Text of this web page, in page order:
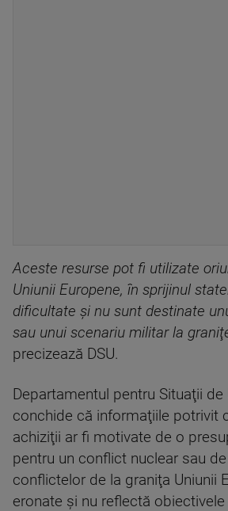
Aceste resurse pot fi utilizate
Uniunii Europene, în sprijinul
dificultate şi nu sunt destinate
sau unui scenariu militar la
precizează DSU.
Departamentul pentru Situaţii de
conchide că informaţiile potrivit
achiziţii ar fi motivate de o
pentru un conflict nuclear sau
conflictelor de la graniţa Uniunii
eronate şi nu reflectă obiectivele